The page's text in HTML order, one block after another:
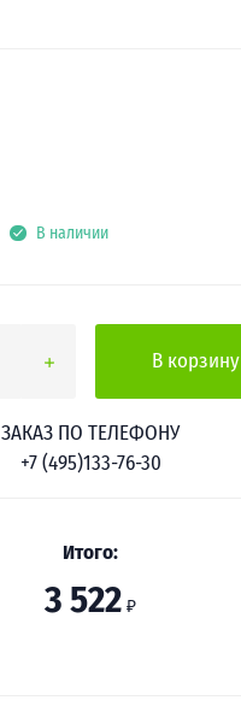
В наличии
В корзину
ЗАКАЗ ПО ТЕЛЕФОНУ
+7 (495)133-76-30
Итого:
3 522 ₽